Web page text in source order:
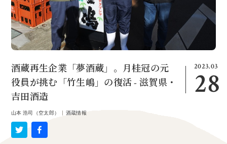
2023.03
28
酒蔵再生企業「夢酒蔵」。月桂冠の元
役員が挑む「竹生嶋」の復活 - 滋賀県・
吉田酒造
山本 浩司（空太郎） 酒蔵情報